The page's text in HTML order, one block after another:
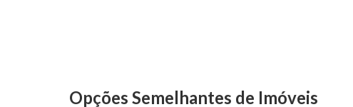
Opções Semelhantes de Imóveis